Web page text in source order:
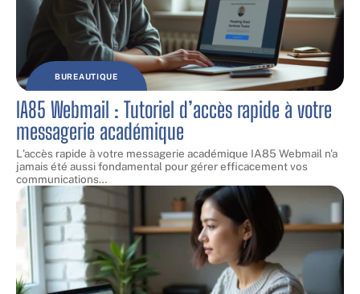
BUREAUTIQUE
IA85 Webmail : Tutoriel d’accès rapide à votre
messagerie académique
L'accès rapide à votre messagerie académique IA85 Webmail n'a
jamais été aussi fondamental pour gérer efficacement vos
communications…